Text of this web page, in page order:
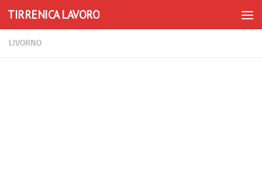
Skip to content
TIRRENICA LAVORO
LIVORNO